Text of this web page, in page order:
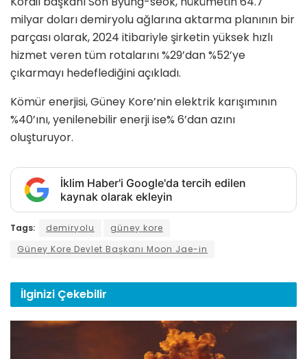
milyar doları demiryolu ağlarına aktarma planının bir
parçası olarak, 2024 itibariyle şirketin yüksek hızlı
hizmet veren tüm rotalarını %29’dan %52’ye
çıkarmayı hedeflediğini açıkladı.
Kömür enerjisi, Güney Kore’nin elektrik karışımının
%40’ını, yenilenebilir enerji ise% 6’dan azını
oluşturuyor.
İklim Haber'i Google'da tercih edilen
kaynak olarak ekleyin
Tags: demiryolu
güney kore
Güney Kore Devlet Başkanı Moon Jae-in
İlginizi Çekebilir